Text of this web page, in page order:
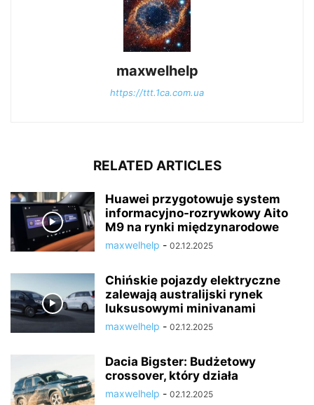
maxwelhelp
https://ttt.1ca.com.ua
RELATED ARTICLES
Huawei przygotowuje system
informacyjno-rozrywkowy Aito
M9 na rynki międzynarodowe
maxwelhelp - 02.12.2025
Chińskie pojazdy elektryczne
zalewają australijski rynek
luksusowymi minivanami
maxwelhelp - 02.12.2025
Dacia Bigster: Budżetowy
crossover, który działa
maxwelhelp - 02.12.2025